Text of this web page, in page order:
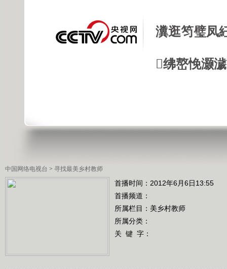
瀵逛笉璧凤
绋嶅悗灏
中国网络电视台 > 寻找最美乡村教师
首播时间：2012年6月6日13:55
首播频道：
所属栏目： 美乡村教师
所属分类：
关 键 字：